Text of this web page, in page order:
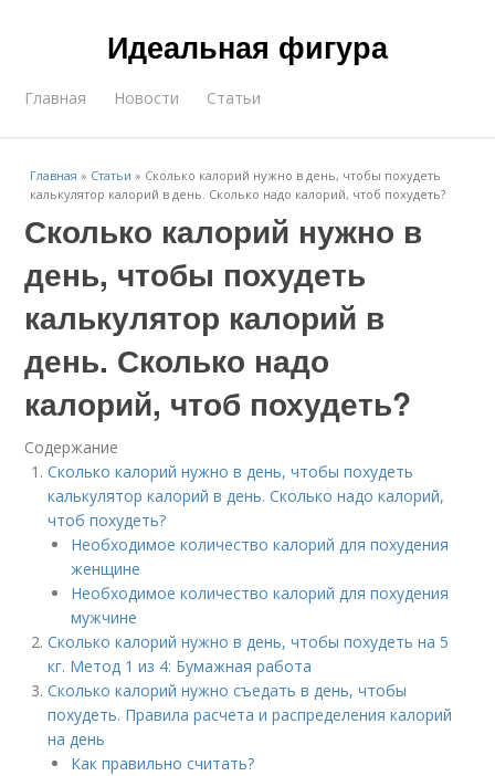
Идеальная фигура
Главная Новости Статьи
Главная » Статьи » Сколько калорий нужно в день, чтобы похудеть
калькулятор калорий в день. Сколько надо калорий, чтоб похудеть?
Сколько калорий нужно в
день, чтобы похудеть
калькулятор калорий в
день. Сколько надо
калорий, чтоб похудеть?
Содержание
Сколько калорий нужно в день, чтобы похудеть
калькулятор калорий в день. Сколько надо калорий,
чтоб похудеть?
Необходимое количество калорий для похудения
женщине
Необходимое количество калорий для похудения
мужчине
Сколько калорий нужно в день, чтобы похудеть на 5
кг. Метод 1 из 4: Бумажная работа
Сколько калорий нужно съедать в день, чтобы
похудеть. Правила расчета и распределения калорий
на день
Как правильно считать?